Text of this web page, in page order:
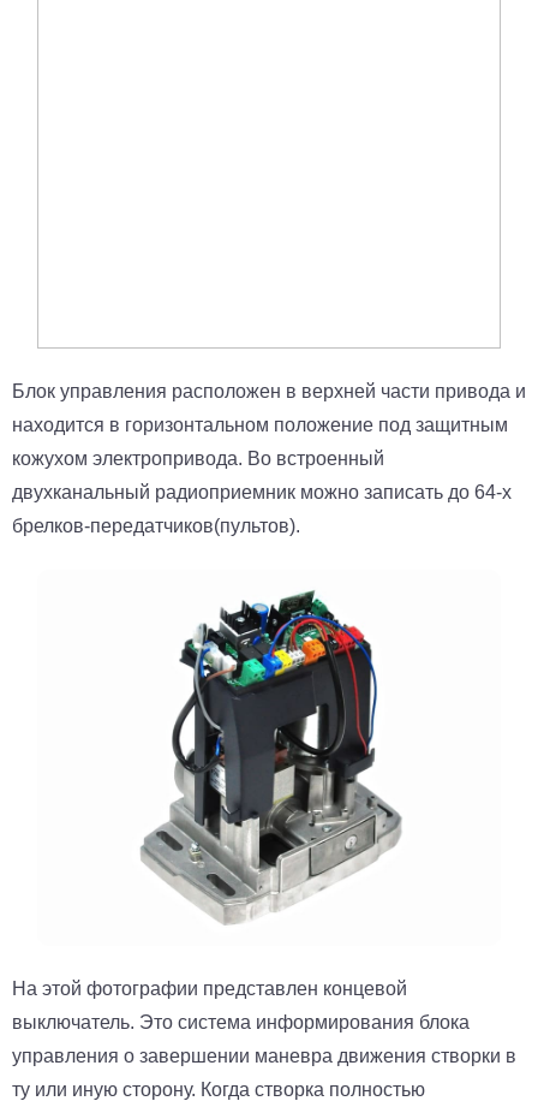
Блок управления расположен в верхней части привода и
находится в горизонтальном положение под защитным
кожухом электропривода. Во встроенный
двухканальный радиоприемник можно записать до 64-х
брелков-передатчиков(пультов).
На этой фотографии представлен концевой
выключатель. Это система информирования блока
управления о завершении маневра движения створки в
ту или иную сторону. Когда створка полностью